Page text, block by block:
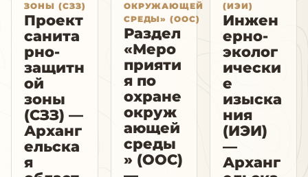
ЗОНЫ (СЗЗ)
Проект
санита
рно-
защитн
ой
зоны
(СЗЗ) —
Арханг
ельска
я
ОКРУЖАЮЩЕЙ
СРЕДЫ» (ООС)
Раздел
«Меро
прияти
я по
охране
окруж
ающей
среды
» (ООС)
(ИЭИ)
Инжен
ерно-
эколог
ически
е
изыска
ния
(ИЭИ)
—
Арханг